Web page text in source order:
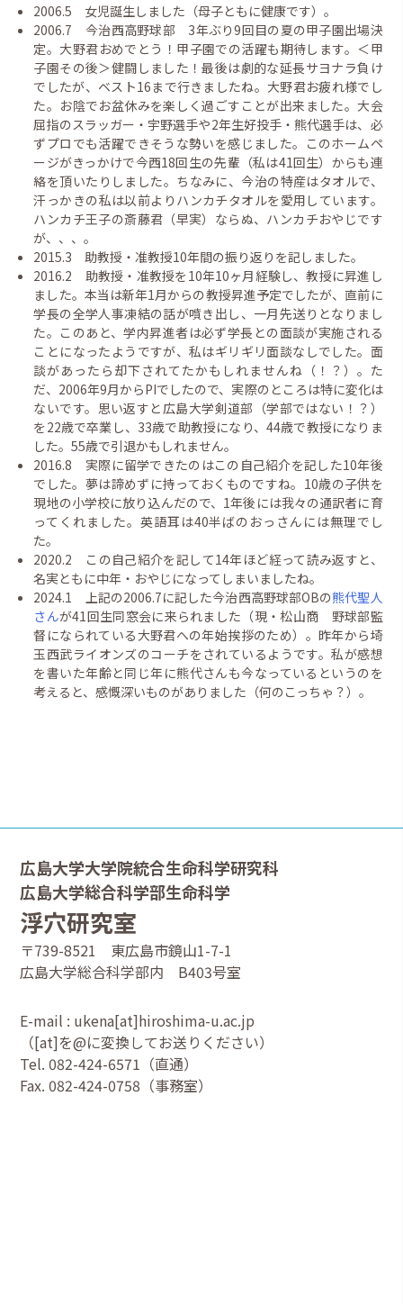
2006.5 女児誕生しました（母子ともに健康です）。
2006.7 今治西高野球部 3年ぶり9回目の夏の甲子園出場決
定。大野君おめでとう！甲子園での活躍も期待します。＜甲
子園その後＞健闘しました！最後は劇的な延長サヨナラ負け
でしたが、ベスト16まで行きましたね。大野君お疲れ様でし
た。お陰でお盆休みを楽しく過ごすことが出来ました。大会
屈指のスラッガー・宇野選手や2年生好投手・熊代選手は、必
ずプロでも活躍できそうな勢いを感じました。このホームペ
ージがきっかけで今西18回生の先輩（私は41回生）からも連
絡を頂いたりしました。ちなみに、今治の特産はタオルで、
汗っかきの私は以前よりハンカチタオルを愛用しています。
ハンカチ王子の斎藤君（早実）ならぬ、ハンカチおやじです
が、、、。
2015.3 助教授・准教授10年間の振り返りを記しました。
2016.2 助教授・准教授を10年10ヶ月経験し、教授に昇進し
ました。本当は新年1月からの教授昇進予定でしたが、直前に
学長の全学人事凍結の話が噴き出し、一月先送りとなりまし
た。このあと、学内昇進者は必ず学長との面談が実施される
ことになったようですが、私はギリギリ面談なしでした。面
談があったら却下されてたかもしれませんね（！？）。た
だ、2006年9月からPIでしたので、実際のところは特に変化は
ないです。思い返すと広島大学剣道部（学部ではない！？）
を22歳で卒業し、33歳で助教授になり、44歳で教授になりま
した。55歳で引退かもしれません。
2016.8 実際に留学できたのはこの自己紹介を記した10年後
でした。夢は諦めずに持っておくものですね。10歳の子供を
現地の小学校に放り込んだので、1年後には我々の通訳者に育
ってくれました。英語耳は40半ばのおっさんには無理でし
た。
2020.2 この自己紹介を記して14年ほど経って読み返すと、
名実ともに中年・おやじになってしまいましたね。
2024.1 上記の2006.7に記した今治西高野球部OBの熊代聖人
さんが41回生同窓会に来られました（現・松山商 野球部監
督になられている大野君への年始挨拶のため）。昨年から埼
玉西武ライオンズのコーチをされているようです。私が感想
を書いた年齢と同じ年に熊代さんも今なっているというのを
考えると、感慨深いものがありました（何のこっちゃ？）。
広島大学大学院統合生命科学研究科
広島大学総合科学部生命科学
浮穴研究室
〒739-8521 東広島市鏡山1-7-1
広島大学総合科学部内 B403号室
E-mail : ukena[at]hiroshima-u.ac.jp
（[at]を@に変換してお送りください）
Tel. 082-424-6571（直通）
Fax. 082-424-0758（事務室）